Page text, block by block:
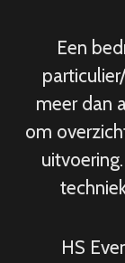
Een
meer dan
om
HS